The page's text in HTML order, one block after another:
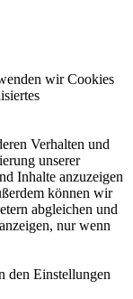
wir Cookies
Verhalten und
unserer
Inhalte anzuzeigen
können wir
abgleichen und
nur wenn
den Einstellungen